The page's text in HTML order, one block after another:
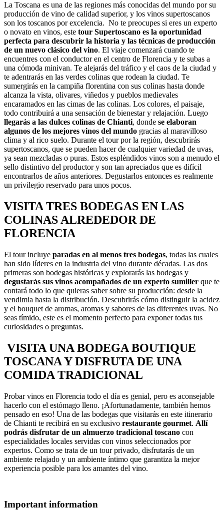
La Toscana es una de las regiones más conocidas del mundo por su
producción de vino de calidad superior, y los vinos supertoscanos
son los toscanos por excelencia. No te preocupes si eres un experto
o novato en vinos, este tour Supertoscano es la oportunidad
perfecta para descubrir la historia y las técnicas de producción
de un nuevo clásico del vino. El viaje comenzará cuando te
encuentres con el conductor en el centro de Florencia y te subas a
una cómoda minivan. Te alejarás del tráfico y el caos de la ciudad y
te adentrarás en las verdes colinas que rodean la ciudad. Te
sumergirás en la campiña florentina con sus colinas hasta donde
alcanza la vista, olivares, viñedos y pueblos medievales
encaramados en las cimas de las colinas. Los colores, el paisaje,
todo contribuirá a una sensación de bienestar y relajación. Luego
llegarás a las dulces colinas de Chianti, donde se elaboran
algunos de los mejores vinos del mundo gracias al maravilloso
clima y al rico suelo. Durante el tour por la región, descubrirás
supertoscanos, que se pueden hacer de cualquier variedad de uvas,
ya sean mezcladas o puras. Estos espléndidos vinos son a menudo el
sello distintivo del productor y son tan apreciados que es difícil
encontrarlos de años anteriores. Degustarlos entonces es realmente
un privilegio reservado para unos pocos.
VISITA TRES BODEGAS EN LAS
COLINAS ALREDEDOR DE
FLORENCIA
El tour incluye paradas en al menos tres bodegas, todas las cuales
han sido líderes en la industria del vino durante décadas. Las dos
primeras son bodegas históricas y explorarás las bodegas y
degustarás sus vinos acompañados de un experto sumiller que te
contará todo lo que quieras saber sobre su producción: desde la
vendimia hasta la distribución. Descubrirás cómo distinguir la acidez
y el bouquet de aromas, aromas y sabores de las diferentes uvas. No
seas tímido, este es el momento perfecto para exponer todas tus
curiosidades o preguntas.
VISITA UNA BODEGA BOUTIQUE
TOSCANA Y DISFRUTA DE UNA
COMIDA TRADICIONAL
Probar vinos en Florencia todo el día es genial, pero es aconsejable
hacerlo con el estómago lleno. ¡Afortunadamente, también hemos
pensado en eso! Una de las bodegas que visitarás en este itinerario
de Chianti te recibirá en su exclusivo restaurante gourmet. Allí
podrás disfrutar de un almuerzo tradicional toscano con
especialidades locales servidas con vinos seleccionados por
expertos. Como se trata de un tour privado, disfrutarás de un
ambiente relajado y un ambiente íntimo que garantiza la mejor
experiencia posible para los amantes del vino.
Important information